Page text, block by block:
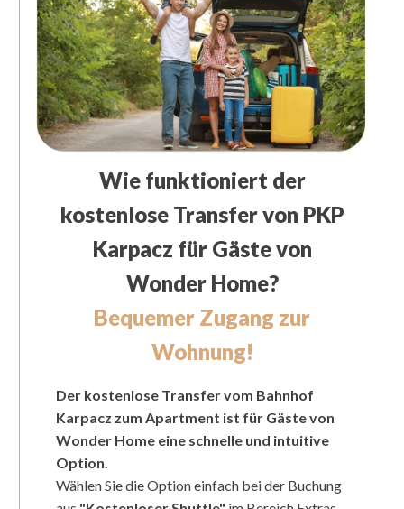
Wie funktioniert der
kostenlose Transfer von PKP
Karpacz für Gäste von
Wonder Home?
Bequemer Zugang zur
Wohnung!
Der kostenlose Transfer vom Bahnhof
Karpacz zum Apartment ist für Gäste von
Wonder Home eine schnelle und intuitive
Option.
Wählen Sie die Option einfach bei der Buchung